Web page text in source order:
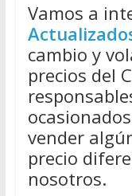
Vamos a
cambio y
precios del
vender
precio
nosotros.